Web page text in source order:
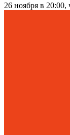
26 ноября в 20:00,